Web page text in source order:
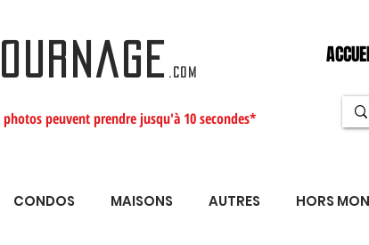
.com
peuvent prendre jusqu'à 10 secondes*
CONDOS MAISONS AUTRES HORS